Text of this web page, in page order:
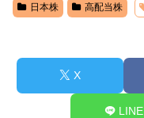
日本株 高配当株
X
LINE